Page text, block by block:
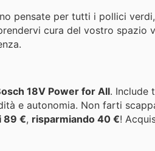
pensate per tutti i pollici
cura del vostro spazio
18V Power for All. Include
e autonomia. Non farti
89 €, risparmiando 40 €!